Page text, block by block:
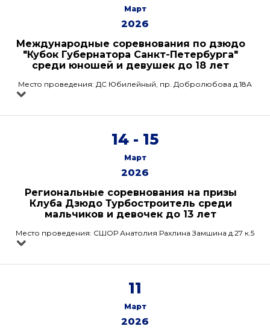
Март
2026
Международные соревнования по дзюдо
"Кубок Губернатора Санкт-Петербурга"
среди юношей и девушек до 18 лет
Место проведения: ДС Юбилейный, пр. Добролюбова д.18А
14 - 15
Март
2026
Региональные соревнования на призы
Клуба Дзюдо Турбостроитель среди
мальчиков и девочек до 13 лет
Место проведения: СШОР Анатолия Рахлина Замшина д.27 к.5
11
Март
2026